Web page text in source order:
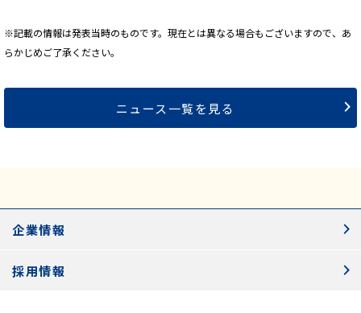
※記載の情報は発表当時のものです。現在とは異なる場合もございますので、あ
らかじめご了承ください。
ニュース一覧を見る
企業情報
採用情報